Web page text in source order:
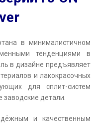
в минималистичном
тенденциями в
в дизайне предъявляет
и лакокрасочных
для сплит-систем
заводские детали.
и качественным